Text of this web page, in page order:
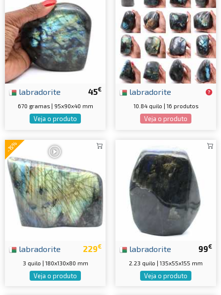
45€
labradorite
670 gramas | 95x90x40 mm
Veja o produto
labradorite
10.84 quilo | 16 produtos
Veja o produto
-15%
229€
labradorite
3 quilo | 180x130x80 mm
Veja o produto
99€
labradorite
2.23 quilo | 135x55x155 mm
Veja o produto